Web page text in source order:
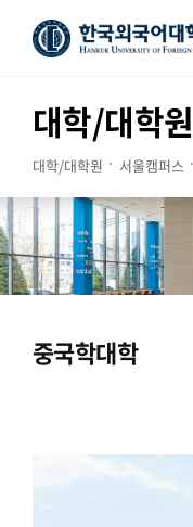
대학/대학원
대학/대학원 서울캠퍼스
중국학대학